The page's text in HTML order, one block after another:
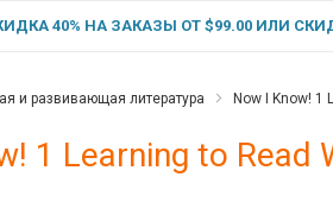
40% НА ЗАКАЗЫ ОТ $99.00 ИЛИ
и развивающая литература Now I Know! 1
1 Learning to